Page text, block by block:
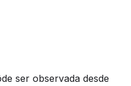
ser observada desde